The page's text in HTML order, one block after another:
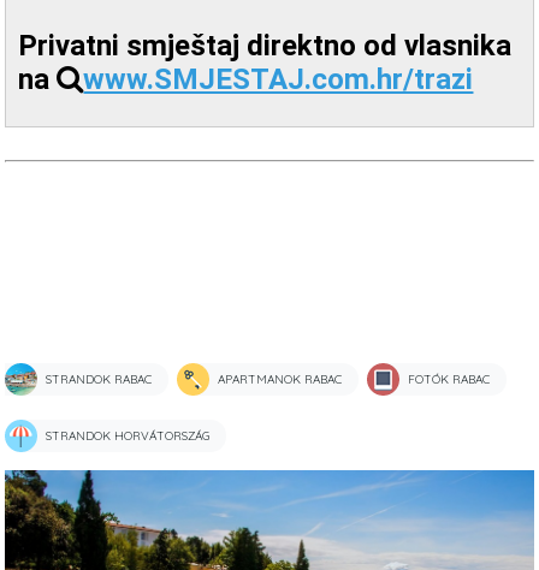
Privatni smještaj direktno od vlasnika
na
www.SMJESTAJ.com.hr/trazi
STRANDOK RABAC APARTMANOK RABAC FOTÓK RABAC
STRANDOK HORVÁTORSZÁG